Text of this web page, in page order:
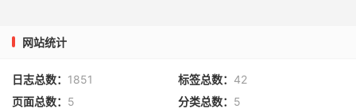
网站统计
日志总数： 1851 标签总数： 42
页面总数： 5 分类总数： 5